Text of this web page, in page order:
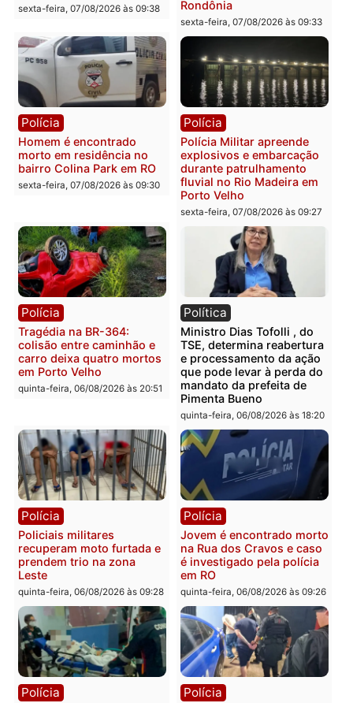
sexta-feira, 07/08/2026 às 12:24
Polícia
Casal é preso pela PRF
com mais de 72 quilos de
mercúrio escondidos em
estepe em Porto Velho
Polícia
Polícia Civil deflagra
operação contra facção
criminosa que atacava
provedores de internet
Rondônia
sexta-feira, 07/08/2026 às
Polícia
Homem é encontrado
morto em residência no
bairro Colina Park em RO
Polícia
Polícia Militar apreende
explosivos e
durante patrulhamento
fluvial no Rio Madeira em
Porto Velho
sexta-feira, 07/08/2026 às
Polícia
Tragédia na BR-364:
colisão entre caminhão e
carro deixa quatro mortos
em Porto Velho
quinta-feira, 06/08/2026 às 20:51
Política
Ministro Dias Tofolli , do
TSE, determina
e processamento da
que pode levar à perda
mandato da prefeita de
Pimenta Bueno
quinta-feira, 06/08/2026 às